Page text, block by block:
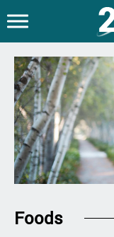
Foods